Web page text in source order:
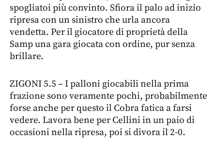
spogliatoi più convinto. Sfiora il palo ad inizio
ripresa con un sinistro che urla ancora
vendetta. Per il giocatore di proprietà della
Samp una gara giocata con ordine, pur senza
brillare.
ZIGONI 5.5 – I palloni giocabili nella prima
frazione sono veramente pochi, probabilmente
forse anche per questo il Cobra fatica a farsi
vedere. Lavora bene per Cellini in un paio di
occasioni nella ripresa, poi si divora il 2-0.